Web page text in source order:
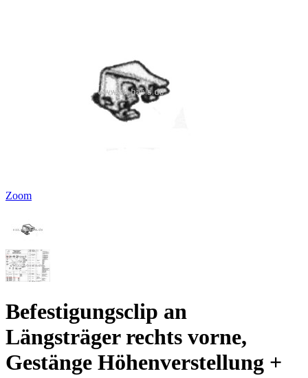
Zoom
Befestigungsclip an
Längsträger rechts vorne,
Gestänge Höhenverstellung +